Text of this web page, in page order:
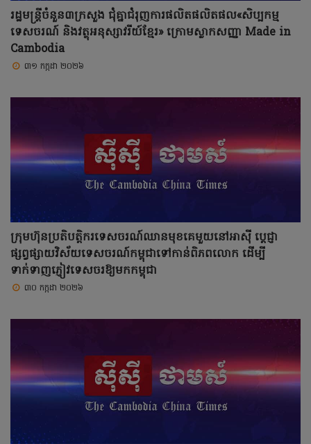
រដ្ឋមន្ត្រីចំនួន៣ក្រសួង ជុំគ្នាជំរុញការផលិតផលិតផល«សិប្បកម្ម
ទេសចរណ៍ និងវត្ថុអនុស្សាវរីយ៍ខ្មែរ» ក្រោមស្លាកសញ្ញា Made in
Cambodia
៣១ កក្កដា ២០២៦
ក្រុមហ៊ុនប្រតិបត្តិករទេសចរណ៍ឈានមុខគេមួយនៅអាស៊ី ប្ដេជ្ញា
ផ្សព្វផ្សាយវិស័យទេសចរណ៍កម្ពុជាទៅកាន់ពិភពលោក ដើម្បី
ទាក់ទាញភ្ញៀវទេសចរឱ្យមកកម្ពុជា
៣០ កក្កដា ២០២៦